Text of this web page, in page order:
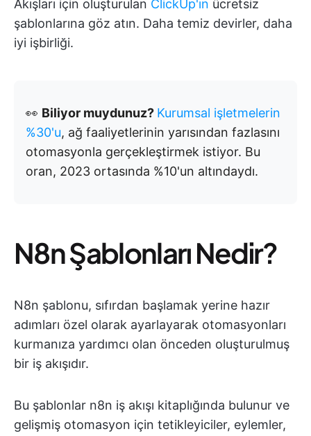
Akışları için oluşturulan ClickUp'ın ücretsiz
şablonlarına göz atın. Daha temiz devirler, daha
iyi işbirliği.
👀 Biliyor muydunuz? Kurumsal işletmelerin
%30'u, ağ faaliyetlerinin yarısından fazlasını
otomasyonla gerçekleştirmek istiyor. Bu
oran, 2023 ortasında %10'un altındaydı.
N8n Şablonları Nedir?
N8n şablonu, sıfırdan başlamak yerine hazır
adımları özel olarak ayarlayarak otomasyonları
kurmanıza yardımcı olan önceden oluşturulmuş
bir iş akışıdır.
Bu şablonlar n8n iş akışı kitaplığında bulunur ve
gelişmiş otomasyon için tetikleyiciler, eylemler,